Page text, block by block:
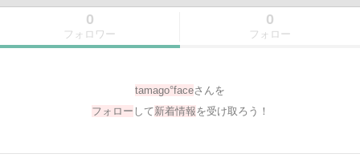
0
フォロワー
0
フォロー
tamago°faceさんを
フォロー して新着情報を受け取ろう！